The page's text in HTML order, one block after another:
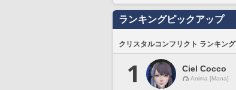
ランキングピックアップ
クリスタルコンフリクト ランキング
1 Ciel Cocco
Anima [Mana]